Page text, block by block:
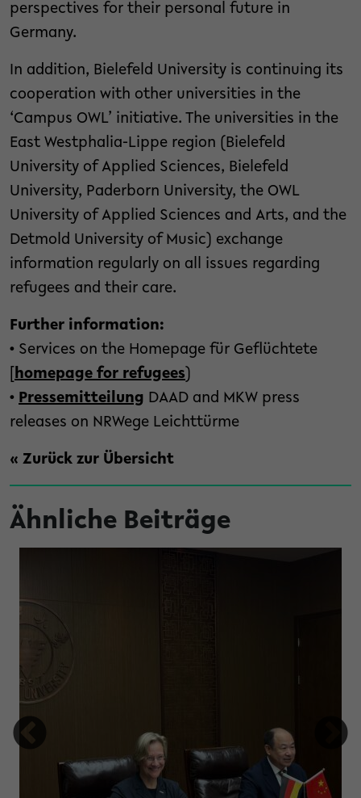
perspectives for their personal future in
Germany.
In addition, Bielefeld University is continuing its
cooperation with other universities in the
‘Campus OWL’ initiative. The universities in the
East Westphalia-Lippe region (Bielefeld
University of Applied Sciences, Bielefeld
University, Paderborn University, the OWL
University of Applied Sciences and Arts, and the
Detmold University of Music) exchange
information regularly on all issues regarding
refugees and their care.
Further information:
• Services on the Homepage für Geflüchtete
homepage for refugees )
• Pressemitteilung DAAD and MKW press
releases on NRWege Leichttürme
« Zurück zur Übersicht
Ähnliche Beiträge